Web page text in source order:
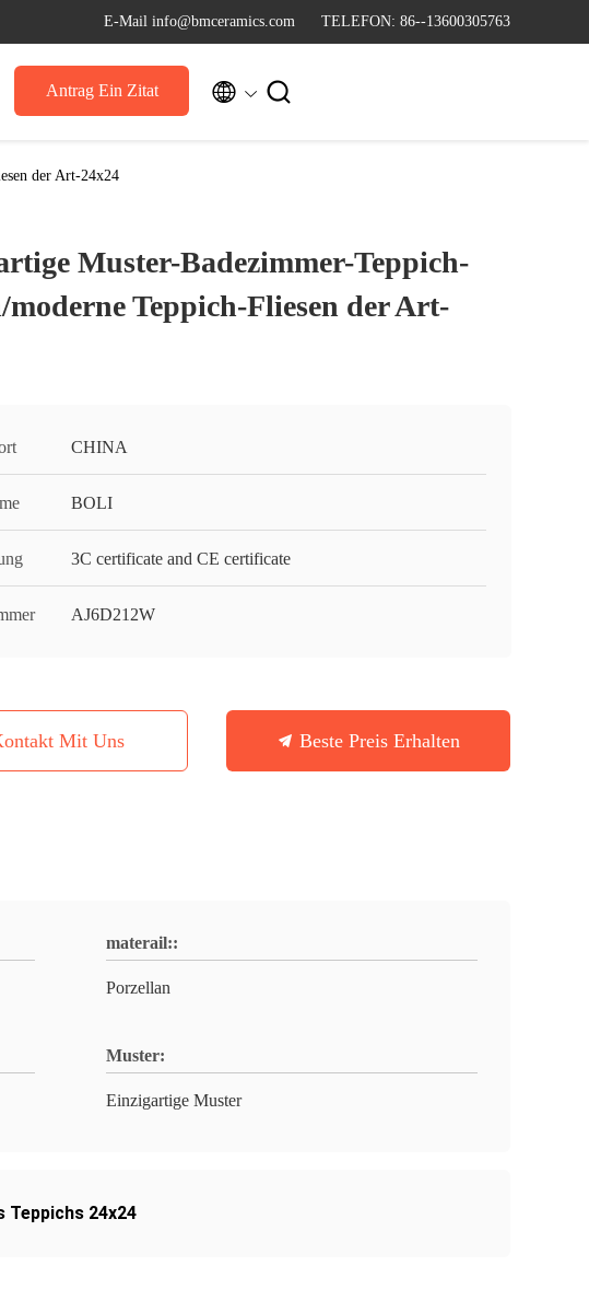
E-Mail info@bmceramics.com TELEFON: 86--13600305763
Antrag Ein Zitat  
der Art-24x24
Muster-Badezimmer-Teppich-
moderne Teppich-Fliesen der Art-
CHINA
BOLI
3C certificate and CE certificate
AJ6D212W
Mit Uns Beste Preis Erhalten
materail::
Porzellan
Muster:
Einzigartige Muster
24x24